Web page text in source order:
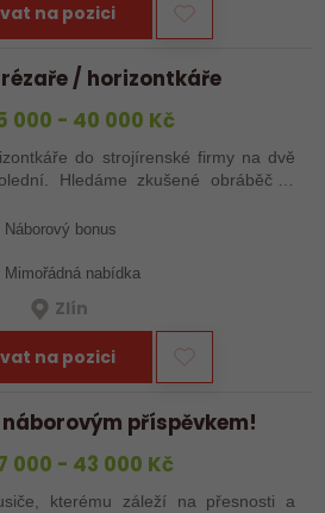
na pozici
/ horizontkáře
000 - 40 000 Kč
do strojírenské firmy na dvě
Hledáme zkušené obráběče i
chtějí dělat poctivé řemeslo na
Zašlete…
Náborový bonus
Mimořádná nabídka
Zlín
na pozici
příspěvkem!
000 - 43 000 Kč
kterému záleží na přesnosti a